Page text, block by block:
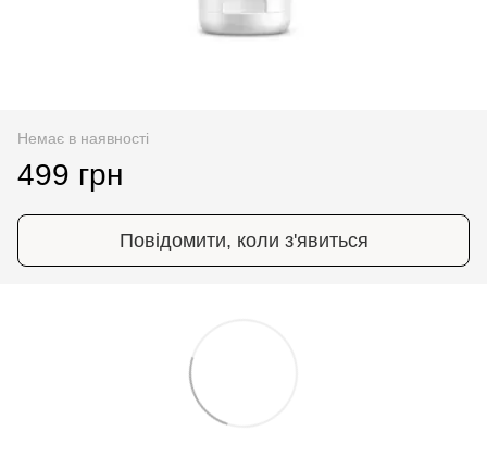
Немає в наявності
499 грн
Повідомити, коли з'явиться